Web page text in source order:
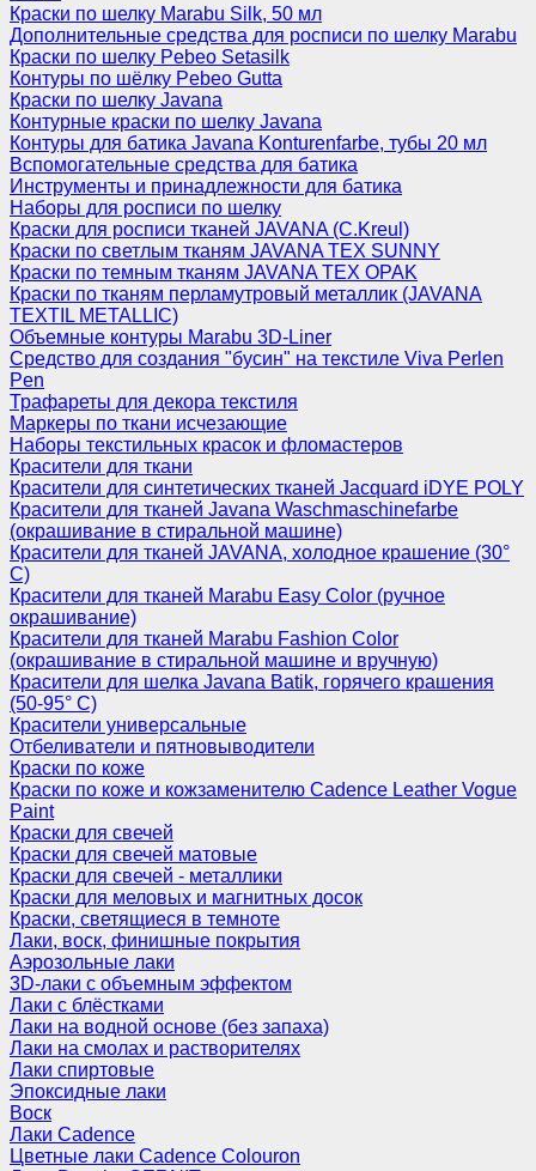
Краски по шелку Marabu Silk, 50 мл
Дополнительные средства для росписи по шелку Marabu
Краски по шелку Pebeo Setasilk
Контуры по шёлку Pebeo Gutta
Краски по шелку Javana
Контурные краски по шелку Javana
Контуры для батика Javana Konturenfarbe, тубы 20 мл
Вспомогательные средства для батика
Инструменты и принадлежности для батика
Наборы для росписи по шелку
Краски для росписи тканей JAVANA (C.Kreul)
Краски по светлым тканям JAVANA TEX SUNNY
Краски по темным тканям JAVANA TEX OPAK
Краски по тканям перламутровый металлик (JAVANA
TEXTIL METALLIC)
Объемные контуры Marabu 3D-Liner
Средство для создания "бусин" на текстиле Viva Perlen
Pen
Трафареты для декора текстиля
Маркеры по ткани исчезающие
Наборы текстильных красок и фломастеров
Красители для ткани
Красители для синтетических тканей Jacquard iDYE POLY
Красители для тканей Javana Waschmaschinefarbe
(окрашивание в стиральной машине)
Красители для тканей JAVANA, холодное крашение (30°
С)
Красители для тканей Marabu Easy Color (ручное
окрашивание)
Красители для тканей Marabu Fashion Color
(окрашивание в стиральной машине и вручную)
Красители для шелка Javana Batik, горячего крашения
(50-95° С)
Красители универсальные
Отбеливатели и пятновыводители
Краски по коже
Краски по коже и кожзаменителю Cadence Leather Vogue
Paint
Краски для свечей
Краски для свечей матовые
Краски для свечей - металлики
Краски для меловых и магнитных досок
Краски, светящиеся в темноте
Лаки, воск, финишные покрытия
Аэрозольные лаки
3D-лаки с объемным эффектом
Лаки с блёстками
Лаки на водной основе (без запаха)
Лаки на смолах и растворителях
Лаки спиртовые
Эпоксидные лаки
Воск
Лаки Cadence
Цветные лаки Cadence Colouron